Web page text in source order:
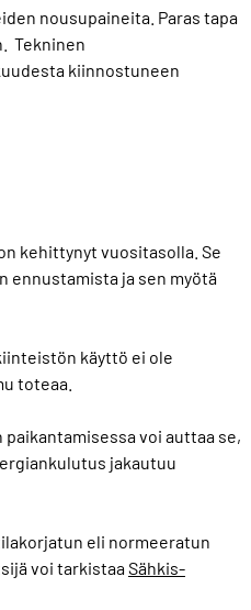
nousupaineita. Paras tapa
Tekninen
kiinnostuneen
kehittynyt vuositasolla. Se
ennustamista ja sen myötä
käyttö ei ole
toteaa.
voi auttaa se,
jakautuu
eli normeeratun
voi tarkistaaSähkis-